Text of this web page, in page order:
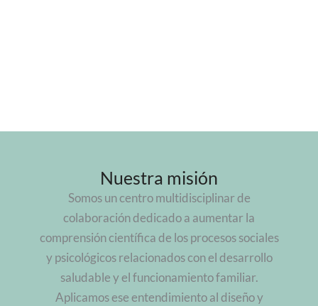
Nuestra misión
Somos un centro multidisciplinar de
colaboración dedicado a aumentar la
comprensión científica de los procesos sociales
y psicológicos relacionados con el desarrollo
saludable y el funcionamiento familiar.
Aplicamos ese entendimiento al diseño y